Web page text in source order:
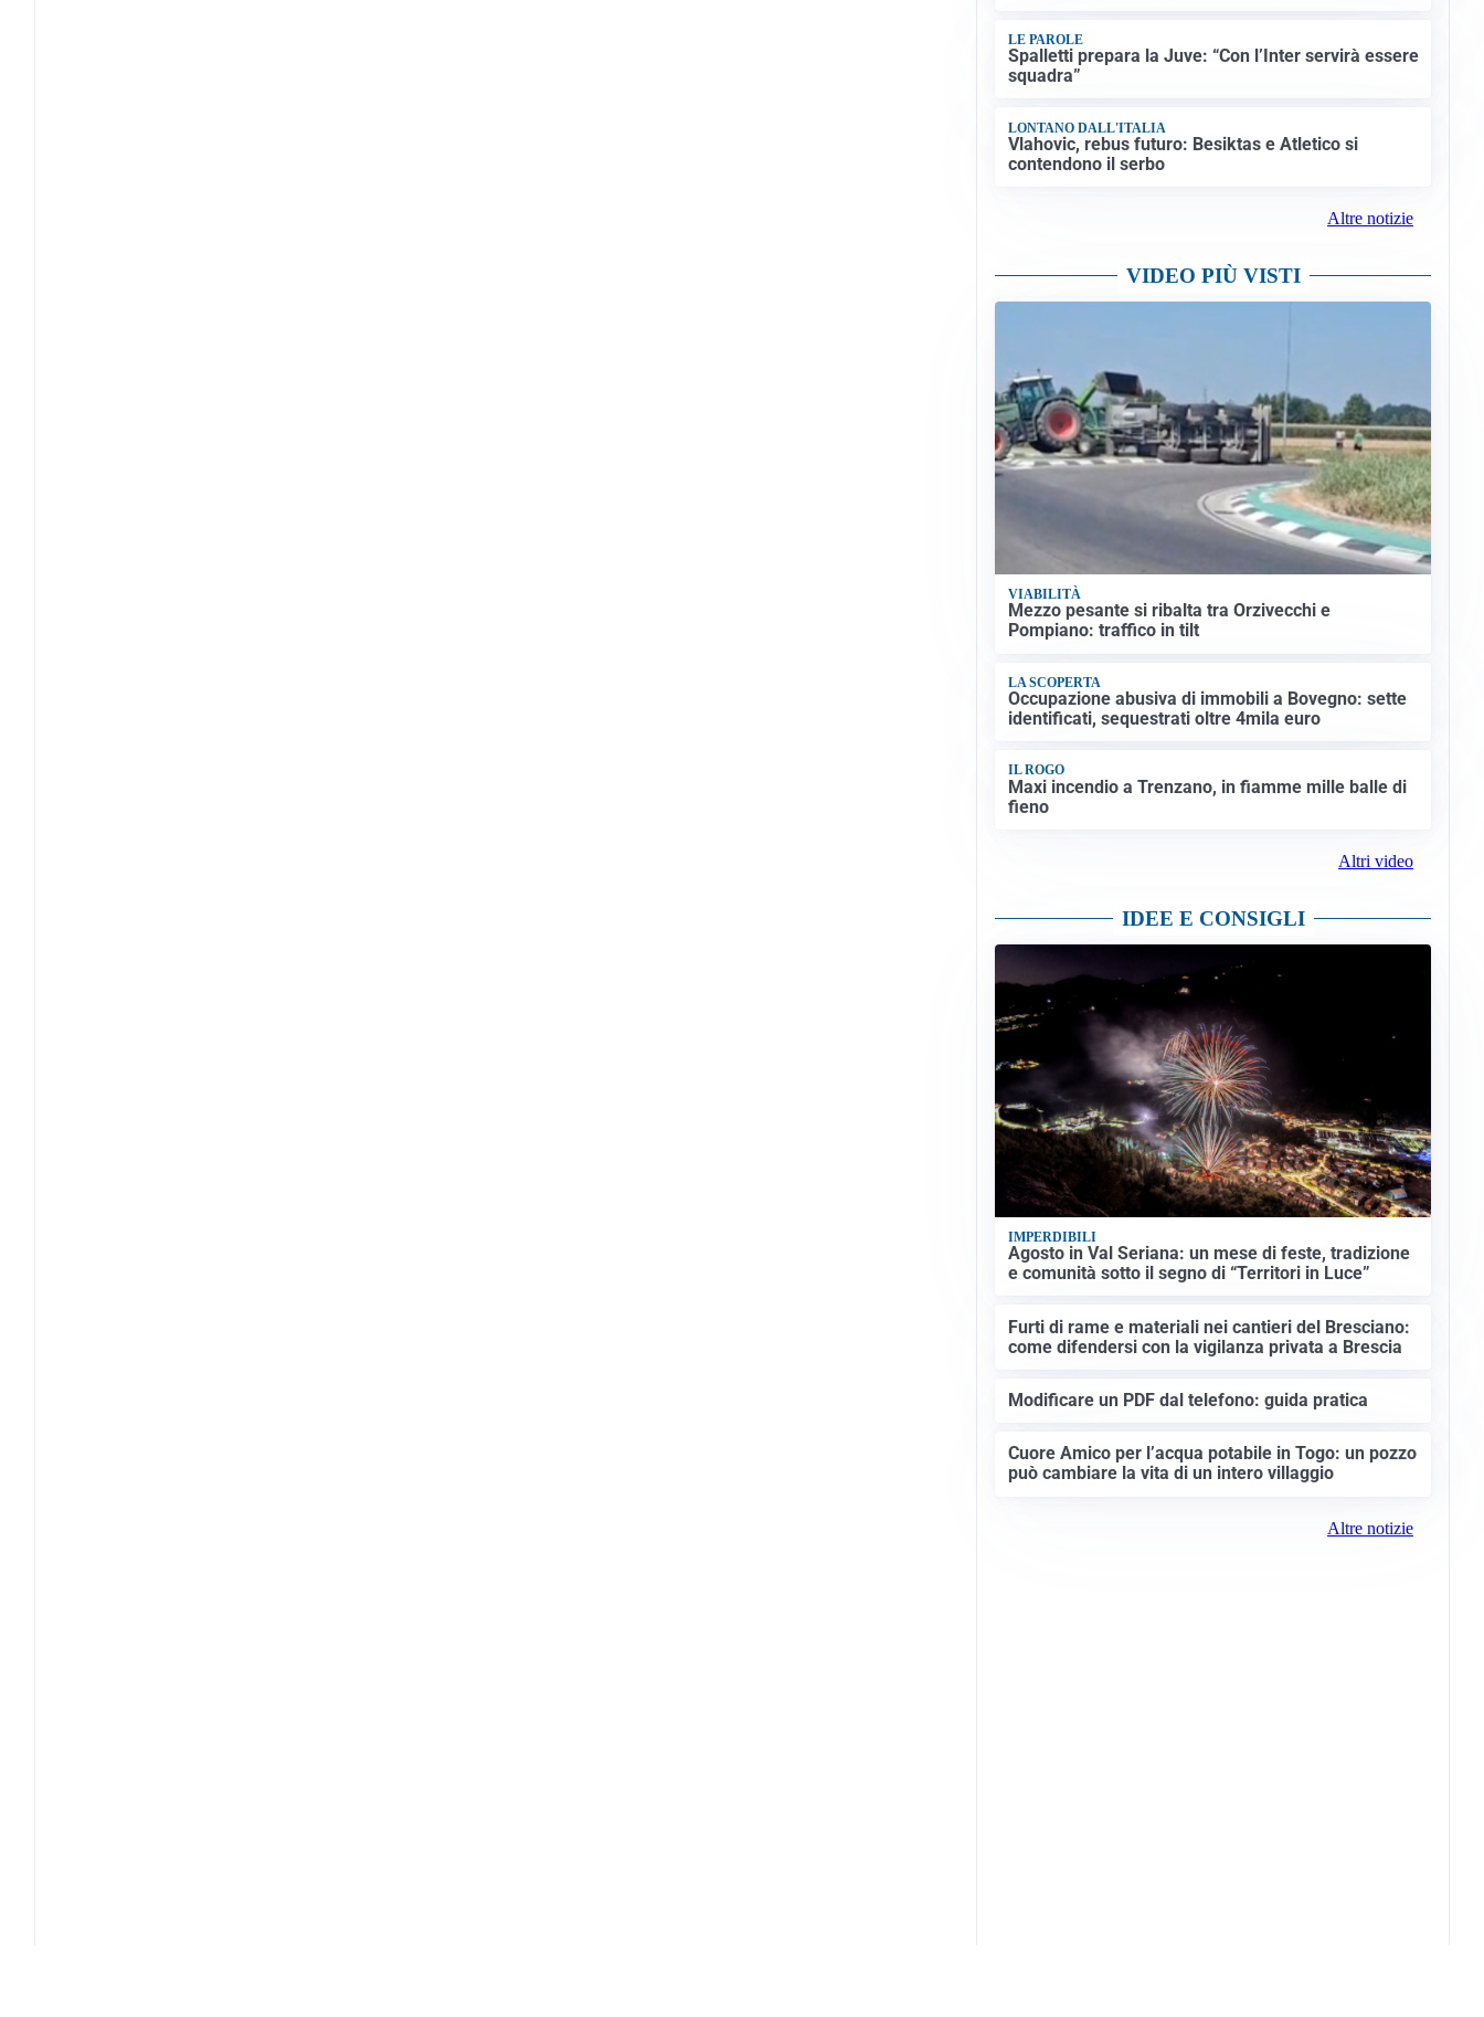
LE PAROLE
Spalletti prepara la Juve: “Con l’Inter servirà essere
squadra”
LONTANO DALL'ITALIA
Vlahovic, rebus futuro: Besiktas e Atletico si
contendono il serbo
Altre notizie
VIDEO PIÙ VISTI
VIABILITÀ
Mezzo pesante si ribalta tra Orzivecchi e
Pompiano: traffico in tilt
LA SCOPERTA
Occupazione abusiva di immobili a Bovegno: sette
identificati, sequestrati oltre 4mila euro
IL ROGO
Maxi incendio a Trenzano, in fiamme mille balle di
fieno
Altri video
IDEE E CONSIGLI
IMPERDIBILI
Agosto in Val Seriana: un mese di feste, tradizione
e comunità sotto il segno di “Territori in Luce”
Furti di rame e materiali nei cantieri del Bresciano:
come difendersi con la vigilanza privata a Brescia
Modificare un PDF dal telefono: guida pratica
Cuore Amico per l’acqua potabile in Togo: un pozzo
può cambiare la vita di un intero villaggio
Altre notizie